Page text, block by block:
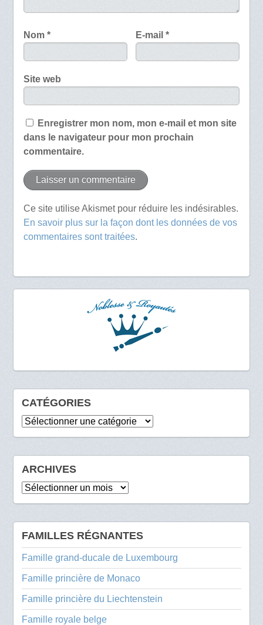
Nom * E-mail*
Site web
Enregistrer mon nom, mon e-mail et mon site
dans le navigateur pour mon prochain
commentaire.
Ce site utilise Akismet pour réduire les indésirables.
En savoir plus sur la façon dont les données de vos
commentaires sont traitées.
CATÉGORIES
Catégories
ARCHIVES
Archives
FAMILLES RÉGNANTES
Famille grand-ducale de Luxembourg
Famille princière de Monaco
Famille princière du Liechtenstein
Famille royale belge